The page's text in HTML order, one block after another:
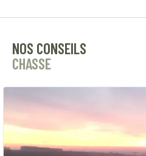
NOS CONSEILS
CHASSE